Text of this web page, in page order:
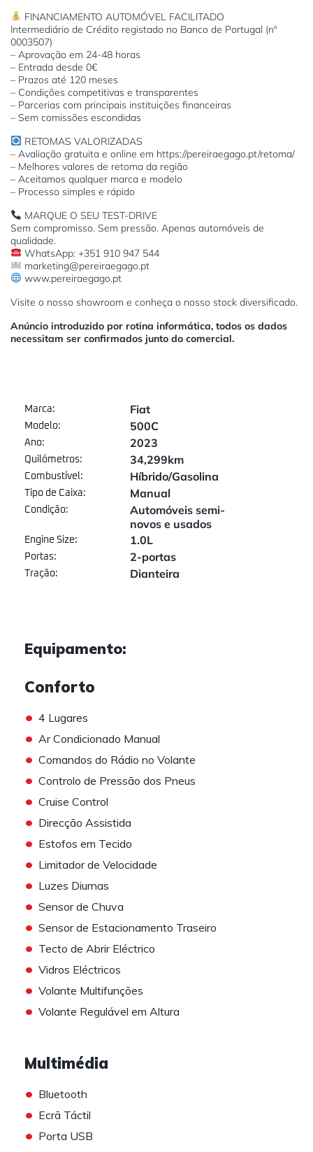
FINANCIAMENTO AUTOMÓVEL FACILITADO
Intermediário de Crédito registado no Banco de Portugal (nº
0003507)
– Aprovação em 24-48 horas
– Entrada desde 0€
– Prazos até 120 meses
– Condições competitivas e transparentes
– Parcerias com principais instituições financeiras
– Sem comissões escondidas
RETOMAS VALORIZADAS
– Avaliação gratuita e online em https://pereiraegago.pt/retoma/
– Melhores valores de retoma da região
– Aceitamos qualquer marca e modelo
– Processo simples e rápido
MARQUE O SEU TEST-DRIVE
Sem compromisso. Sem pressão. Apenas automóveis de
qualidade.
WhatsApp: +351 910 947 544
marketing@pereiraegago.pt
www.pereiraegago.pt
Visite o nosso showroom e conheça o nosso stock diversificado.
Anúncio introduzido por rotina informática, todos os dados
necessitam ser confirmados junto do comercial.
Marca: Fiat
Modelo: 500C
Ano: 2023
Quilómetros: 34,299km
Combustível: Híbrido/Gasolina
Tipo de Caixa: Manual
Condição:
Automóveis semi-
novos e usados
Engine Size: 1.0L
Portas: 2-portas
Tração: Dianteira
Equipamento:
Conforto
• 4 Lugares
• Ar Condicionado Manual
• Comandos do Rádio no Volante
• Controlo de Pressão dos Pneus
• Cruise Control
• Direcção Assistida
• Estofos em Tecido
• Limitador de Velocidade
• Luzes Diurnas
• Sensor de Chuva
• Sensor de Estacionamento Traseiro
• Tecto de Abrir Eléctrico
• Vidros Eléctricos
• Volante Multifunções
• Volante Regulável em Altura
Multimédia
• Bluetooth
• Ecrã Táctil
• Porta USB